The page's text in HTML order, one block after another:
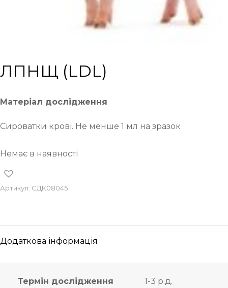
ЛПНЩ (LDL)
Матеріал дослідження
Сироватки крові. Не менше 1 мл на зразок
Немає в наявності
Артикул: СДК08045
Додаткова інформація
Термін дослідження
1-3 р.д.